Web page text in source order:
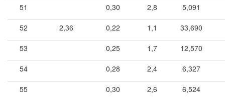
51 0,30 2,8 5,091
52 2,36 0,22 1,1 33,690
53 0,25 1,7 12,570
54 0,28 2,4 6,327
55 0,30 2,6 6,524